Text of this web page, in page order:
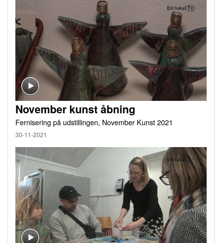
November kunst åbning
Fernisering på udstillingen, November Kunst 2021
30-11-2021